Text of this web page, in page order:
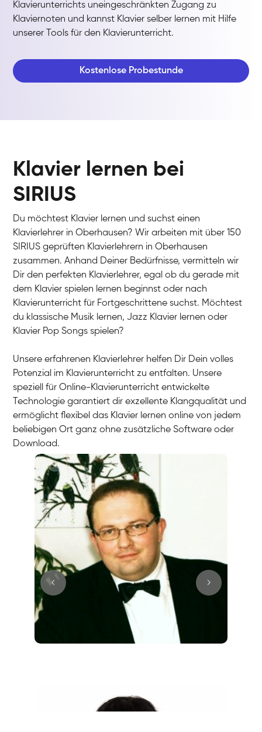
Klavierunterrichts uneingeschränkten Zugang zu
Klaviernoten und kannst Klavier selber lernen mit Hilfe
unserer Tools für den Klavierunterricht.
Kostenlose Probestunde
Klavier lernen bei
SIRIUS
Du möchtest Klavier lernen und suchst einen
Klavierlehrer in Oberhausen? Wir arbeiten mit über 150
SIRIUS geprüften Klavierlehrern in Oberhausen
zusammen. Anhand Deiner Bedürfnisse, vermitteln wir
Dir den perfekten Klavierlehrer, egal ob du gerade mit
dem Klavier spielen lernen beginnst oder nach
Klavierunterricht für Fortgeschrittene suchst. Möchtest
du klassische Musik lernen, Jazz Klavier lernen oder
Klavier Pop Songs spielen?
Unsere erfahrenen Klavierlehrer helfen Dir Dein volles
Potenzial im Klavierunterricht zu entfalten. Unsere
speziell für Online-Klavierunterricht entwickelte
Technologie garantiert dir exzellente Klangqualität und
ermöglicht flexibel das Klavier lernen online von jedem
beliebigen Ort ganz ohne zusätzliche Software oder
Download.